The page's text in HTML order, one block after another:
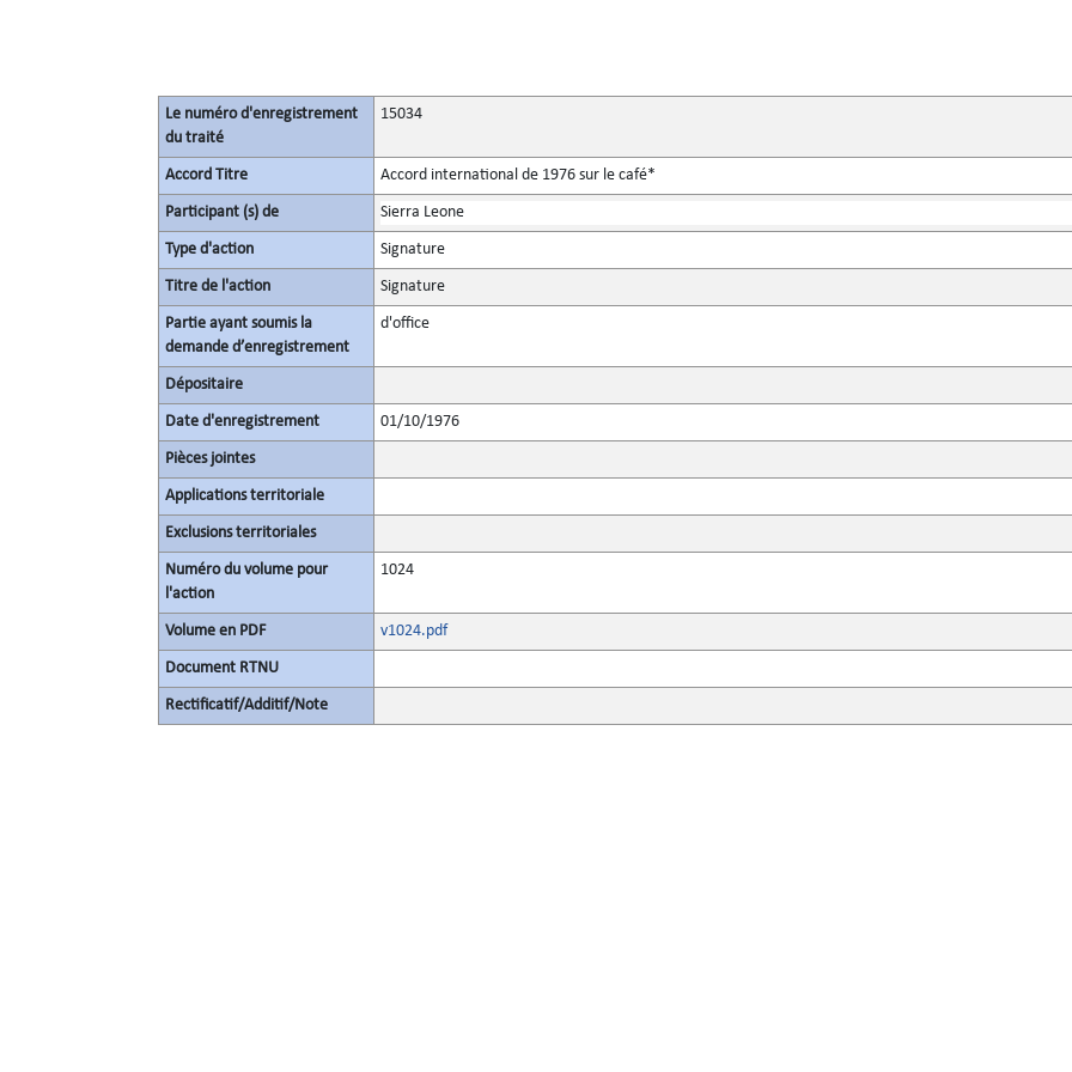
Le numéro d'enregistrement
du traité
15034
Accord Titre Accord international de 1976 sur le café*
Participant (s) de Sierra Leone
Type d'action Signature
Titre de l'action Signature
Partie ayant soumis la
demande d’enregistrement
d'office
Dépositaire
Date d'enregistrement 01/10/1976
Pièces jointes
Applications territoriale
Exclusions territoriales
Numéro du volume pour
l'action
1024
Volume en PDF v1024.pdf
Document RTNU
Rectificatif/Additif/Note